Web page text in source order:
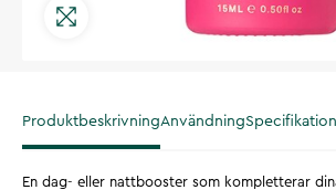
ProduktbeskrivningAnvändning
En dag- eller nattbooster som kompletterar